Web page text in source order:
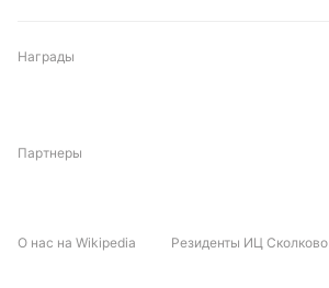
Награды
Партнеры
О нас на Wikipedia Резиденты ИЦ Сколково